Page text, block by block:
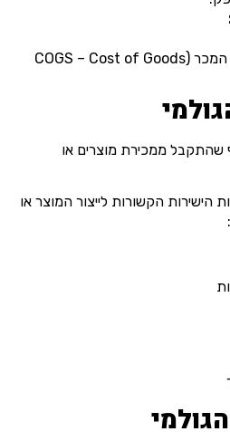
רווח גולמי = הכנסות – עלות המכר (COGS – Cost of Goods
ממכירת מוצרים או
הישירות הקשורות לייצור המוצר או